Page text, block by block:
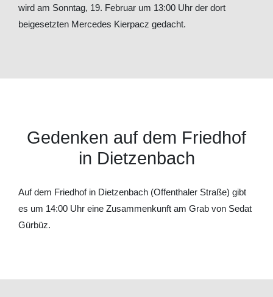
wird am Sonntag, 19. Februar um 13:00 Uhr der dort
beigesetzten Mercedes Kierpacz gedacht.
Gedenken auf dem Friedhof
in Dietzenbach
Auf dem Friedhof in Dietzenbach (Offenthaler Straße) gibt
es um 14:00 Uhr eine Zusammenkunft am Grab von Sedat
Gürbüz.